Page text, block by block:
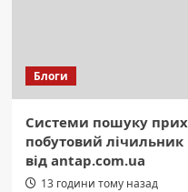
Блоги
Системи пошуку
побутовий
від antap.com.ua
13 години тому назад